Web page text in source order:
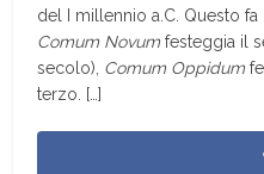
del I millennio a.C. Questo
Comum Novum festeggia il
secolo), Comum Oppidum
terzo. […]